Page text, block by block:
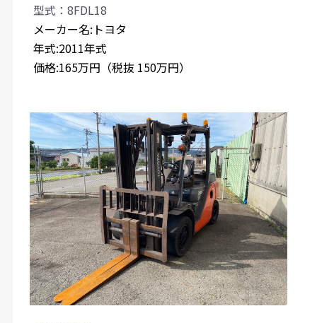
型式：8FDL18
メーカー名:トヨタ
年式:2011年式
価格:165万円（税抜 150万円）